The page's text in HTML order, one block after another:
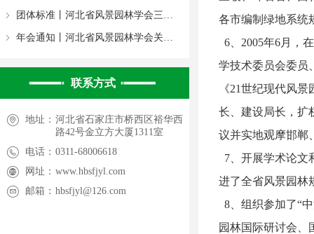
各市编制绿地系统
6、2005年6月，
学技术委员会委员
《21世纪现代风
长、建设局长，扩
议并实地观摩邯郸
7、开展学术论文
进了全省风景园林
8、组织参加了“
园林国际研讨会、
ꁇ 团体标准丨河北省风景园林学会三项团体标准自2025年正式实施
ꁇ 年会通知丨河北省风景园林学会关于召开第五届三次理事会暨2024年会的通知
联系方式
地址： 河北省石家庄市桥西区裕华西
路42号金立方大厦1311室
电话： 0311-68006618
网址： www.hbsfjyl.com
邮箱： hbsfjyl@126.com